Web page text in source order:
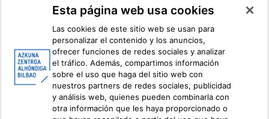
Facebook
X
Ivoox
Información legal Sistema Interno de Información
Esta página web usa cookies
Las cookies de este sitio web se usan para
personalizar el contenido y los anuncios,
ofrecer funciones de redes sociales y analizar
el tráfico. Además, compartimos información
sobre el uso que haga del sitio web con
nuestros partners de redes sociales, publicidad
y análisis web, quienes pueden combinarla con
otra información que les haya proporcionado o